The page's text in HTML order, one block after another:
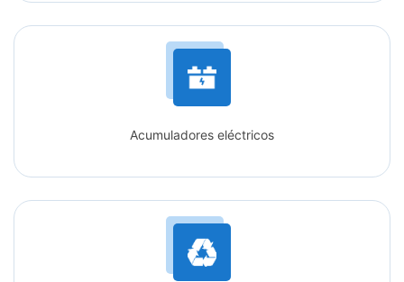
Acumuladores eléctricos